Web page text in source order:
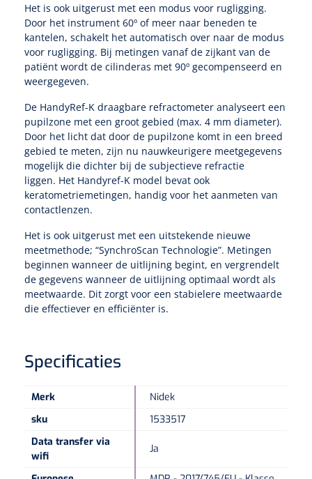
Het is ook uitgerust met een modus voor rugligging.
Door het instrument 60º of meer naar beneden te
kantelen, schakelt het automatisch over naar de modus
voor rugligging. Bij metingen vanaf de zijkant van de
patiënt wordt de cilinderas met 90º gecompenseerd en
weergegeven.
De HandyRef-K draagbare refractometer analyseert een
pupilzone met een groot gebied (max. 4 mm diameter).
Door het licht dat door de pupilzone komt in een breed
gebied te meten, zijn nu nauwkeurigere meetgegevens
mogelijk die dichter bij de subjectieve refractie
liggen. Het Handyref-K model bevat ook
keratometriemetingen, handig voor het aanmeten van
contactlenzen.
Het is ook uitgerust met een uitstekende nieuwe
meetmethode; “SynchroScan Technologie”. Metingen
beginnen wanneer de uitlijning begint, en vergrendelt
de gegevens wanneer de uitlijning optimaal wordt als
meetwaarde. Dit zorgt voor een stabielere meetwaarde
die effectiever en efficiënter is.
Specificaties
Merk
Nidek
sku
1533517
Data transfer via
wifi
Ja